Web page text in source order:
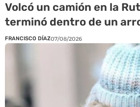
Volcó un camión en la
terminó dentro de un
FRANCISCO DÍAZ07/08/2026